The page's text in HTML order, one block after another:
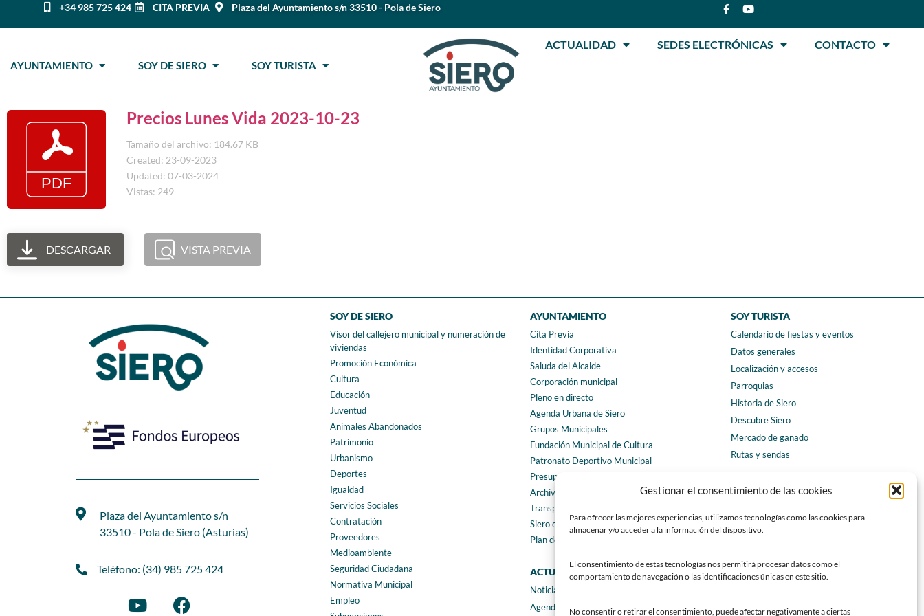
Gestionar el consentimiento de las cookies
Para ofrecer las mejores experiencias, utilizamos tecnologías como las cookies para
almacenar y/o acceder a la información del dispositivo.
El consentimiento de estas tecnologías nos permitirá procesar datos como el
comportamiento de navegación o las identificaciones únicas en este sitio.
No consentir o retirar el consentimiento, puede afectar negativamente a ciertas
+34 985 725 424 CITA PREVIA Plaza del Ayuntamiento s/n 33510 - Pola de Siero
AYUNTAMIENTO SOY DE SIERO SOY TURISTA
ACTUALIDAD SEDES ELECTRÓNICAS CONTACTO
Precios Lunes Vida 2023-10-23
Tamaño del archivo: 184.67 KB
Created: 23-09-2023
Updated: 07-03-2024
Vistas: 249
DESCARGAR VISTA PREVIA
Plaza del Ayuntamiento s/n
33510 - Pola de Siero (Asturias)
Teléfono: (34) 985 725 424
SOY DE SIERO
Visor del callejero municipal y numeración de
viviendas
Promoción Económica
Cultura
Educación
Juventud
Animales Abandonados
Patrimonio
Urbanismo
Deportes
Igualdad
Servicios Sociales
Contratación
Proveedores
Medioambiente
Seguridad Ciudadana
Normativa Municipal
Empleo
AYUNTAMIENTO
Cita Previa
Identidad Corporativa
Saluda del Alcalde
Corporación municipal
Pleno en directo
Agenda Urbana de Siero
Grupos Municipales
Fundación Municipal de Cultura
Patronato Deportivo Municipal
Presupuestos municipales
Archivo municipal
Transparencia
Siero en Cifras
Plan de igualdad
ACTUALIDAD
Noticias
Agenda
SOY TURISTA
Calendario de fiestas y eventos
Datos generales
Localización y accesos
Parroquias
Historia de Siero
Descubre Siero
Mercado de ganado
Rutas y sendas
CONTACTO
Teléfonos de interés
Formulario de contacto